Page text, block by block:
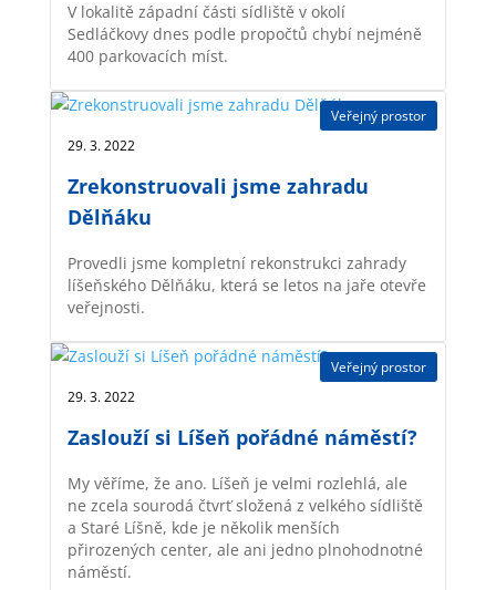
V lokalitě západní části sídliště v okolí
Sedláčkovy dnes podle propočtů chybí nejméně
400 parkovacích míst.
Zrekonstruovali jsme zahradu
Dělňáku
29. 3. 2022 |
Veřejný prostor
Provedli jsme kompletní rekonstrukci zahrady
líšeňského Dělňáku, která se letos na jaře otevře
veřejnosti.
Zaslouží si Líšeň pořádné náměstí?
29. 3. 2022 |
Veřejný prostor
My věříme, že ano. Líšeň je velmi rozlehlá, ale
ne zcela sourodá čtvrť složená z velkého sídliště
a Staré Líšně, kde je několik menších
přirozených center, ale ani jedno plnohodnotné
náměstí.